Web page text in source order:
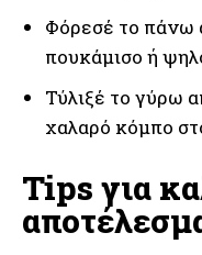
Φόρεσέ το πάνω
πουκάμισο ή
Τύλιξέ το γύρω
χαλαρό κόμπο
Tips για